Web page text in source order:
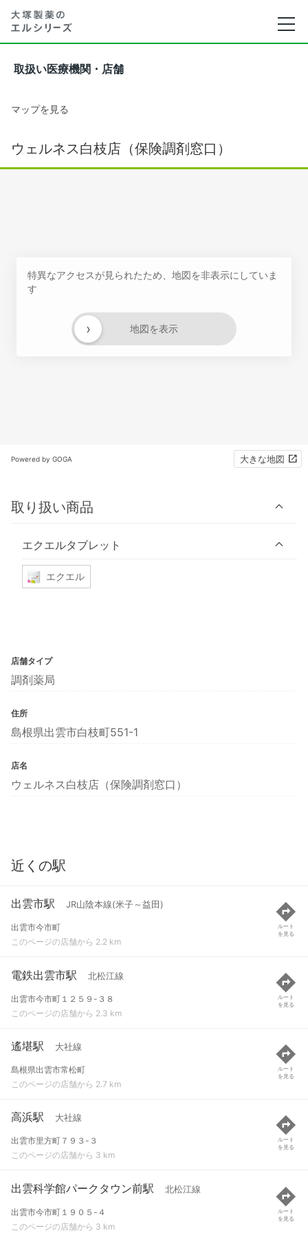
取扱い医療機関・店舗
マップを見る
ウェルネス白枝店（保険調剤窓口）
特異なアクセスが見られたため、地図を非表示にしていま
す
地図を表示
›
Powered by GOGA 大きな地図
取り扱い商品
エクエルタブレット
エクエル
店舗タイプ
調剤薬局
住所
島根県出雲市白枝町551-1
店名
ウェルネス白枝店（保険調剤窓口）
近くの駅
出雲市駅 JR山陰本線(米子～益田)
出雲市今市町
このページの店舗から 2.2 km
ルート
を見る
電鉄出雲市駅 北松江線
出雲市今市町１２５９-３８
このページの店舗から 2.3 km
ルート
を見る
遙堪駅 大社線
島根県出雲市常松町
このページの店舗から 2.7 km
ルート
を見る
高浜駅 大社線
出雲市里方町７９３-３
このページの店舗から 3 km
ルート
を見る
出雲科学館パークタウン前駅 北松江線
出雲市今市町１９０５-４
このページの店舗から 3 km
ルート
を見る